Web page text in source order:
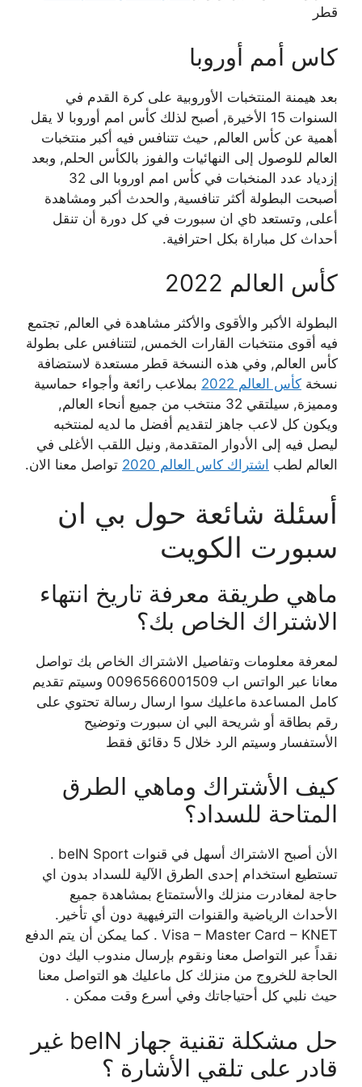
قطر
كاس أمم أوروبا
بعد هيمنة المنتخبات الأوروبية على كرة القدم في
السنوات 15 الأخيرة, أصبح لذلك كأس امم أوروبا لا يقل
أهمية عن كأس العالم, حيث تتنافس فيه أكبر منتخبات
العالم للوصول إلى النهائيات والفوز بالكأس الحلم, وبعد
إزدياد عدد المنخبات في كأس امم اوروبا الى 32
أصبحت البطولة أكثر تنافسية, والحدث أكبر ومشاهدة
أعلى, وتستعد bي ان سبورت في كل دورة أن تنقل
أحداث كل مباراة بكل احترافية.
كأس العالم 2022
البطولة الأكبر والأقوى والأكثر مشاهدة في العالم, تجتمع
فيه أقوى منتخبات القارات الخمس, لتتنافس على بطولة
كأس العالم, وفي هذه النسخة قطر مستعدة لاستضافة
نسخة كأس العالم 2022
بملاعب رائعة وأجواء حماسية
ومميزة, سيلتقي 32 منتخب من جميع أنحاء العالم,
ويكون كل لاعب جاهز لتقديم أفضل ما لديه لمنتخبه
ليصل فيه إلى الأدوار المتقدمة, ونيل اللقب الأغلى في
العالم لطب اشتراك كاس العالم 2020 تواصل معنا الان.
أسئلة شائعة حول بي ان
سبورت الكويت
ماهي طريقة معرفة تاريخ انتهاء
الاشتراك الخاص بك؟
لمعرفة معلومات وتفاصيل الاشتراك الخاص بك تواصل
معانا عبر الواتس اب 0096566001509 وسيتم تقديم
كامل المساعدة ماعليك سوا ارسال رسالة تحتوي على
رقم بطاقة أو شريحة البي ان سبورت وتوضيح
الأستفسار وسيتم الرد خلال 5 دقائق فقط
كيف الأشتراك وماهي الطرق
المتاحة للسداد؟
الأن أصبح الاشتراك أسهل في قنوات beIN Sport .
تستطيع استخدام إحدى الطرق الآلية للسداد بدون اي
حاجة لمغادرت منزلك والأستمتاع بمشاهدة جميع
الأحداث الرياضية والقنوات الترفيهية دون أي تأخير.
Visa – Master Card – KNET . كما يمكن أن يتم الدفع
نقداً عبر التواصل معنا ونقوم بإرسال مندوب اليك دون
الحاجة للخروج من منزلك كل ماعليك هو التواصل معنا
حيث نلبي كل أحتياجاتك وفي أسرع وقت ممكن .
حل مشكلة تقنية جهاز beIN غير
قادر على تلقي الأشارة ؟